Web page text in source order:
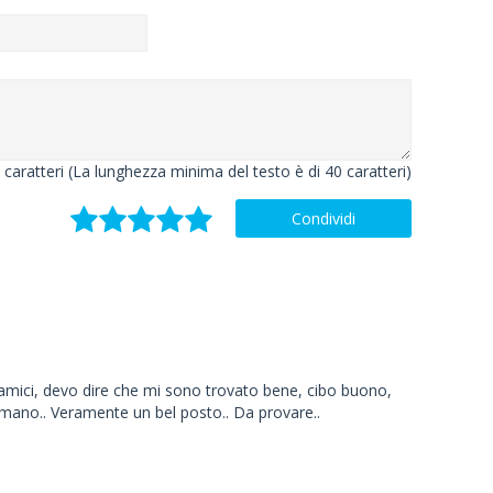
caratteri (La lunghezza minima del testo è di 40 caratteri)
Condividi
devo dire che mi sono trovato bene, cibo buono,
Veramente un bel posto.. Da provare..